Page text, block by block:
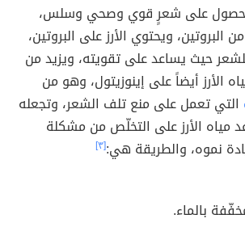
الحصول على شعرٍ قوي وصحي وسلس،
ويحتوي الأرز على البروتين،
حيث يساعد على تقويته، ويزيد من
الأرز أيضاً على إينوزيتول، وهو من
التي تعمل على منع تلف الشعر، وتجعله
مياه الأرز على التخلّص من مشكلة
نموه، والطريقة هي:[٣]
بالماء.